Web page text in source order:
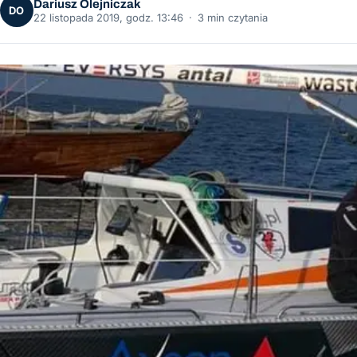
DO
Dariusz Olejniczak
22 listopada 2019, godz. 13:46 · 3 min czytania